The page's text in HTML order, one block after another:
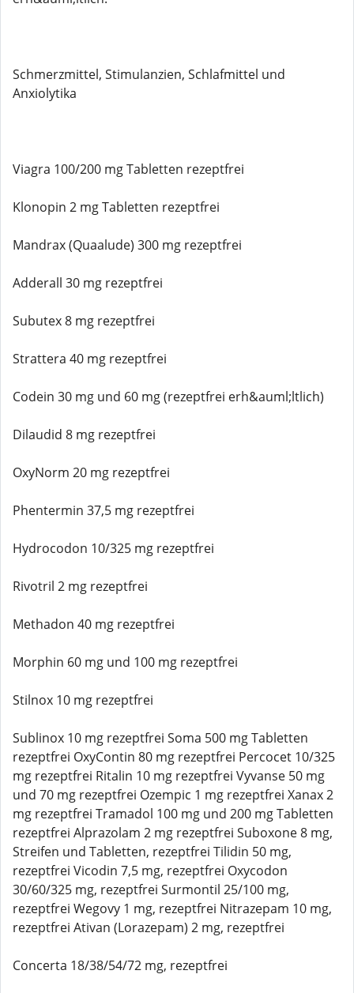
Schmerzmittel, Stimulanzien, Schlafmittel und
Anxiolytika
Viagra 100/200 mg Tabletten rezeptfrei
Klonopin 2 mg Tabletten rezeptfrei
Mandrax (Quaalude) 300 mg rezeptfrei
Adderall 30 mg rezeptfrei
Subutex 8 mg rezeptfrei
Strattera 40 mg rezeptfrei
Codein 30 mg und 60 mg (rezeptfrei erh&auml;ltlich)
Dilaudid 8 mg rezeptfrei
OxyNorm 20 mg rezeptfrei
Phentermin 37,5 mg rezeptfrei
Hydrocodon 10/325 mg rezeptfrei
Rivotril 2 mg rezeptfrei
Methadon 40 mg rezeptfrei
Morphin 60 mg und 100 mg rezeptfrei
Stilnox 10 mg rezeptfrei
Sublinox 10 mg rezeptfrei Soma 500 mg Tabletten
rezeptfrei OxyContin 80 mg rezeptfrei Percocet 10/325
mg rezeptfrei Ritalin 10 mg rezeptfrei Vyvanse 50 mg
und 70 mg rezeptfrei Ozempic 1 mg rezeptfrei Xanax 2
mg rezeptfrei Tramadol 100 mg und 200 mg Tabletten
rezeptfrei Alprazolam 2 mg rezeptfrei Suboxone 8 mg,
Streifen und Tabletten, rezeptfrei Tilidin 50 mg,
rezeptfrei Vicodin 7,5 mg, rezeptfrei Oxycodon
30/60/325 mg, rezeptfrei Surmontil 25/100 mg,
rezeptfrei Wegovy 1 mg, rezeptfrei Nitrazepam 10 mg,
rezeptfrei Ativan (Lorazepam) 2 mg, rezeptfrei
Concerta 18/38/54/72 mg, rezeptfrei